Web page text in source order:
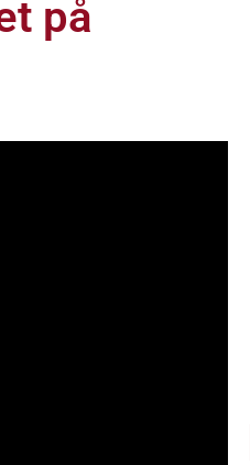
på